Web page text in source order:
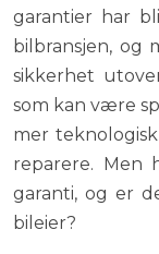
garantier har
bilbransjen, og
sikkerhet
som kan være
mer
reparere. Men
garanti, og er
bileier?